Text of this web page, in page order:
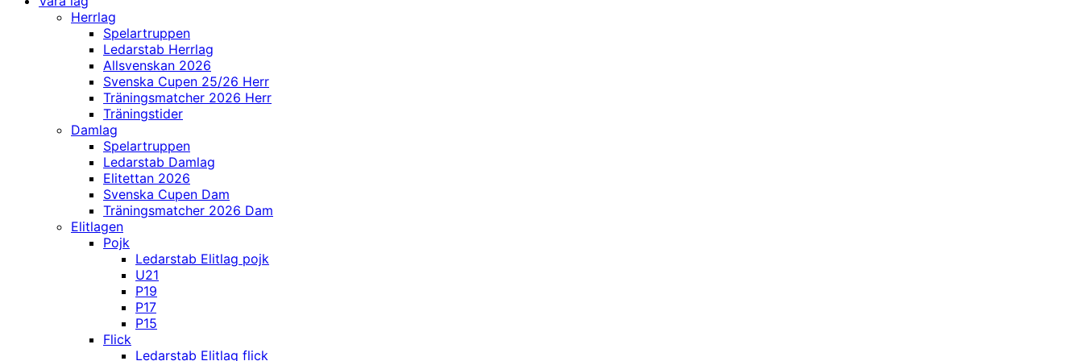
Herrlag
Spelartruppen
Ledarstab Herrlag
Allsvenskan 2026
Svenska Cupen 25/26 Herr
Träningsmatcher 2026 Herr
Träningstider
Damlag
Spelartruppen
Ledarstab Damlag
Elitettan 2026
Svenska Cupen Dam
Träningsmatcher 2026 Dam
Elitlagen
Pojk
Ledarstab Elitlag pojk
U21
P19
P17
P15
Flick
Ledarstab Elitlag flick